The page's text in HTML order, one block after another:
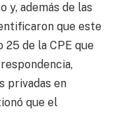
y, además de las
que este
de la CPE que
privadas en
que el